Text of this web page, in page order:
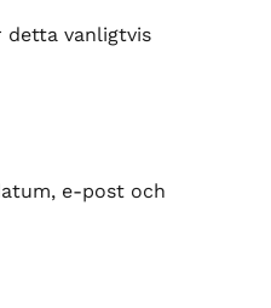
detta vanligtvis
e-post och